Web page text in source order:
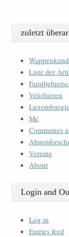
zuletzt
Liste der
Velofueren
Me
Communes
Vereine
About
Login and
Log in
Entries feed